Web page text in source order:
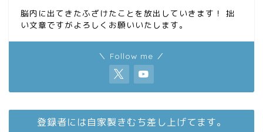
脳内に出てきたふざけたことを放出していきます！ 拙
い文章ですがよろしくお願いいたします。
＼ Follow me ／
登録者には自家製きむち差し上げてます。